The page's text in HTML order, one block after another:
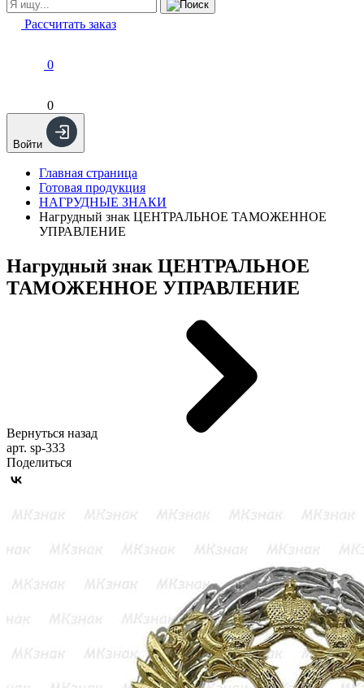
Рассчитать заказ
0
0
Войти
Главная страница
Готовая продукция
НАГРУДНЫЕ ЗНАКИ
Нагрудный знак ЦЕНТРАЛЬНОЕ ТАМОЖЕННОЕ
УПРАВЛЕНИЕ
Нагрудный знак ЦЕНТРАЛЬНОЕ
ТАМОЖЕННОЕ УПРАВЛЕНИЕ
Вернуться назад
арт. sp-333
Поделиться